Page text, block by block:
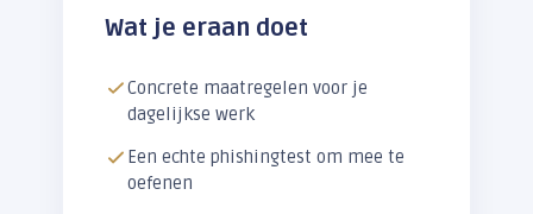
Wat je eraan doet
Concrete maatregelen voor je
dagelijkse werk
Een echte phishingtest om mee te
oefenen